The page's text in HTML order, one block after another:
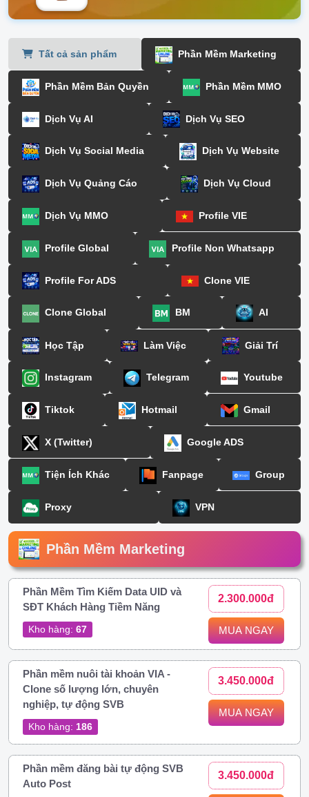
Tất cả sản phẩm Phần Mềm Marketing
Phần Mềm Bản Quyền Phần Mềm MMO
Dịch Vụ AI Dịch Vụ SEO
Dịch Vụ Social Media Dịch Vụ Website
Dịch Vụ Quảng Cáo Dịch Vụ Cloud
Dịch Vụ MMO Profile VIE
Profile Global Profile Non Whatsapp
Profile For ADS Clone VIE
Clone Global BM AI
Học Tập Làm Việc Giải Trí
Instagram Telegram Youtube
Tiktok Hotmail Gmail
X (Twitter) Google ADS
Tiện Ích Khác Fanpage Group
Proxy VPN
Phần Mềm Marketing
Phần Mềm Tìm Kiếm Data UID và
SĐT Khách Hàng Tiềm Năng
Kho hàng: 67
2.300.000đ
MUA NGAY
Phần mềm nuôi tài khoản VIA -
Clone số lượng lớn, chuyên
nghiệp, tự động SVB
Kho hàng: 186
3.450.000đ
MUA NGAY
Phần mềm đăng bài tự động SVB
Auto Post
3.450.000đ